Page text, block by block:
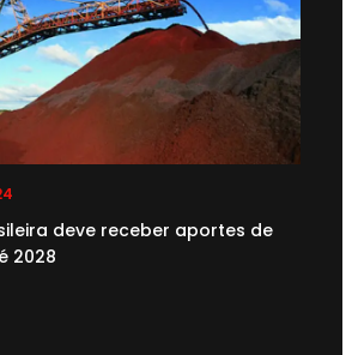
deve receber aportes de
2028